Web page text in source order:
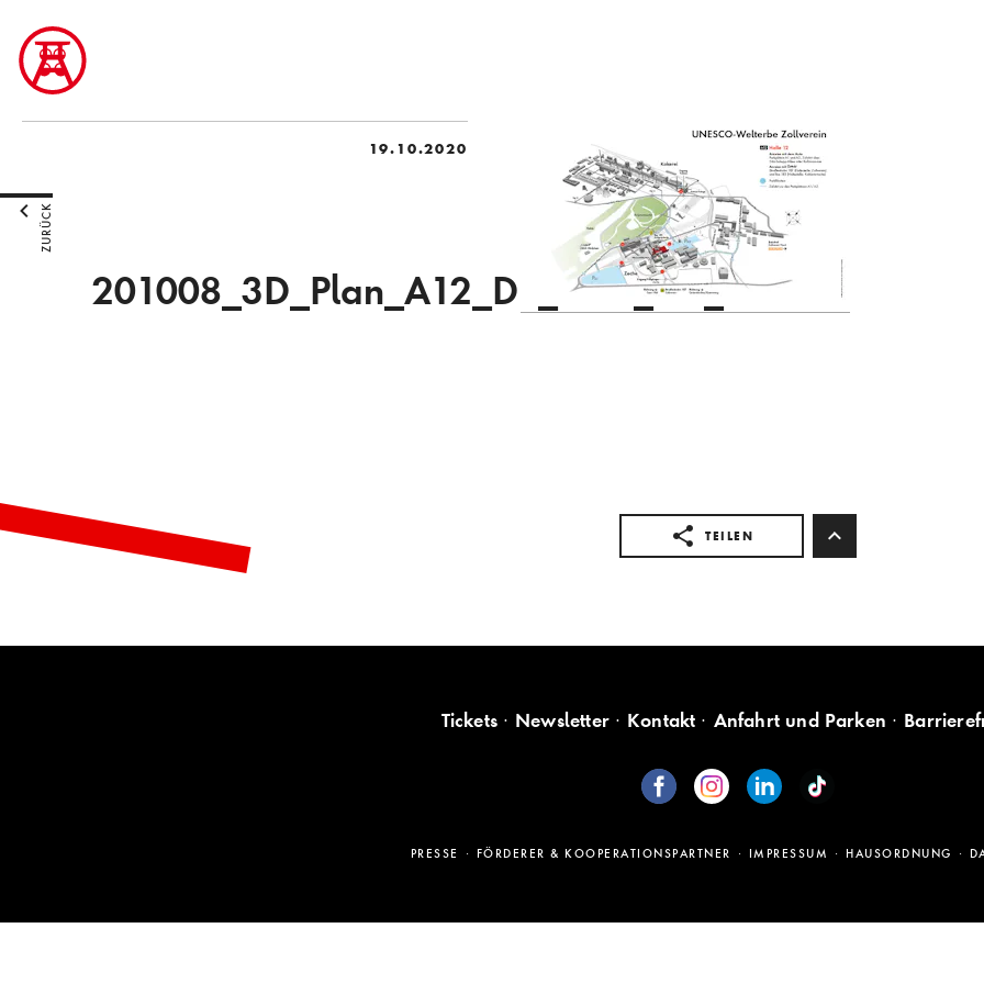
19.10.2020
201008_3D_Plan_A12_DE_web_KK_final
TEILEN
ZURÜCK
Tickets Newsletter Kontakt Anfahrt und Parken
PRESSE FÖRDERER & KOOPERATIONSPARTNER IMPRESSUM HAUSORDNUNG